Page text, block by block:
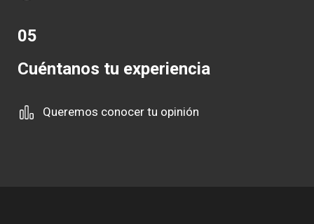
05
Cuéntanos tu experiencia
Queremos conocer tu opinión